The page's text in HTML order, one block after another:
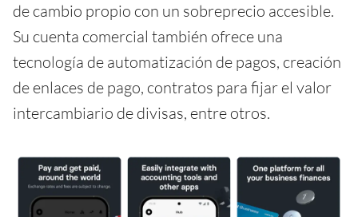
de cambio propio con un sobreprecio accesible.
Su cuenta comercial también ofrece una
tecnología de automatización de pagos, creación
de enlaces de pago, contratos para fijar el valor
intercambiario de divisas, entre otros.